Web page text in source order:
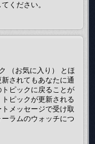
ください。
（お気に入り） とほ
されてもあなたに通
ピックに戻ることが
ピックが更新される
メッセージで受け取
ラムのウォッチにつ